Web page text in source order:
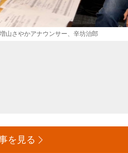
山さやかアナウンサー、辛坊治郎
を見る